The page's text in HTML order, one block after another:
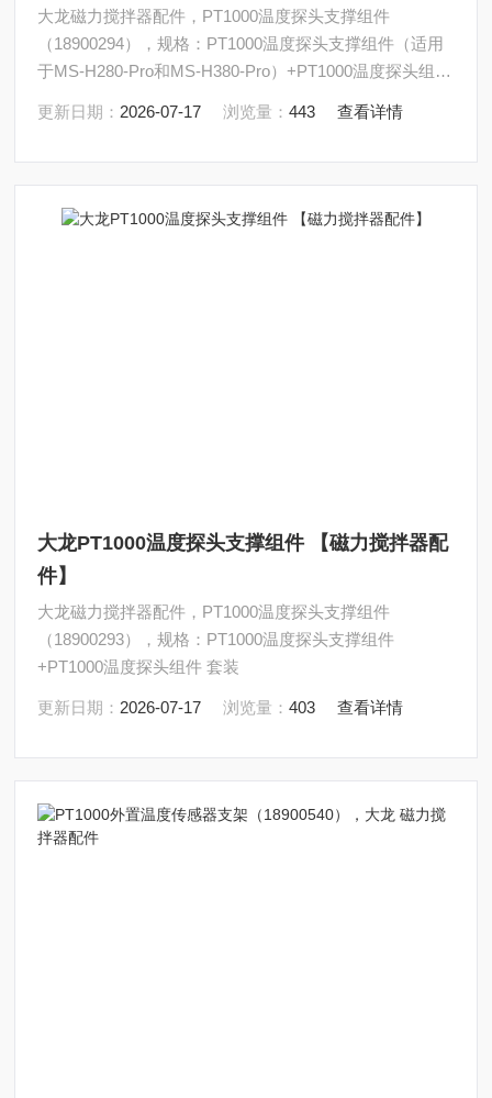
大龙磁力搅拌器配件，PT1000温度探头支撑组件
（18900294），规格：PT1000温度探头支撑组件（适用
于MS-H280-Pro和MS-H380-Pro）+PT1000温度探头组件
更新日期： 2026-07-17 浏览量：443 查看详情
大龙PT1000温度探头支撑组件 【磁力搅拌器配
件】
大龙磁力搅拌器配件，PT1000温度探头支撑组件
（18900293），规格：PT1000温度探头支撑组件
+PT1000温度探头组件 套装
更新日期： 2026-07-17 浏览量：403 查看详情